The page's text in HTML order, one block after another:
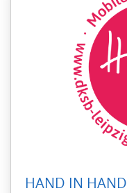
HAND IN HAND